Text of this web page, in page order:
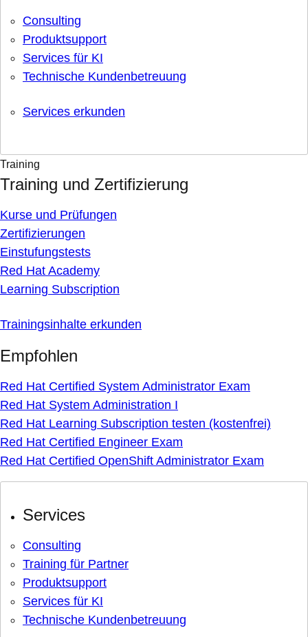
Consulting
Produktsupport
Services für KI
Technische Kundenbetreuung
Services erkunden
Training
Training und Zertifizierung
Kurse und Prüfungen
Zertifizierungen
Einstufungstests
Red Hat Academy
Learning Subscription
Trainingsinhalte erkunden
Empfohlen
Red Hat Certified System Administrator Exam
Red Hat System Administration I
Red Hat Learning Subscription testen (kostenfrei)
Red Hat Certified Engineer Exam
Red Hat Certified OpenShift Administrator Exam
Services
Consulting
Training für Partner
Produktsupport
Services für KI
Technische Kundenbetreuung